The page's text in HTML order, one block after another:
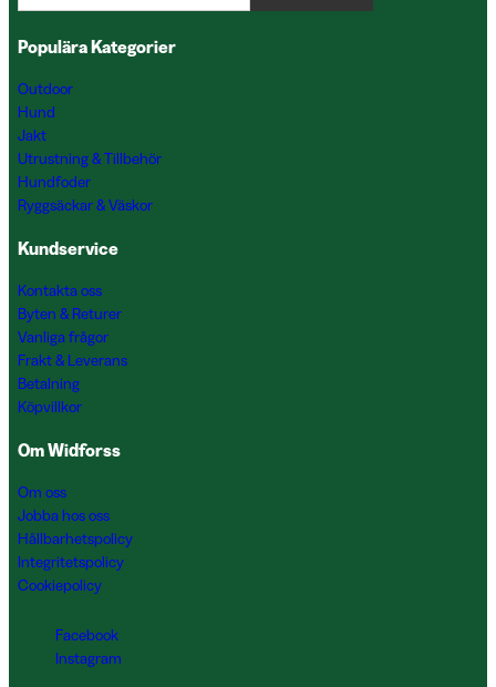
Populära Kategorier
Outdoor
Hund
Jakt
Utrustning & Tillbehör
Hundfoder
Ryggsäckar & Väskor
Kundservice
Kontakta oss
Byten & Returer
Vanliga frågor
Frakt & Leverans
Betalning
Köpvillkor
Om Widforss
Om oss
Jobba hos oss
Hållbarhetspolicy
Integritetspolicy
Cookiepolicy
Facebook
Instagram